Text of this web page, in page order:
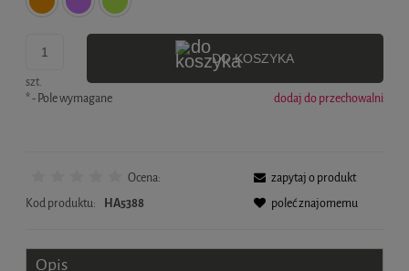
szt.
DO KOSZYKA
dodaj do przechowalni
*- Pole wymagane
Ocena:
Kod produktu:
HA5388
zapytaj o produkt
poleć znajomemu
Opis